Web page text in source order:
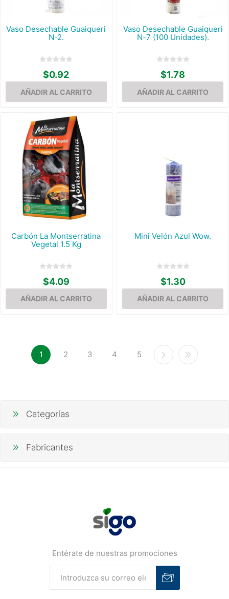
Vaso Desechable Guaiqueri
N-2.
$0.92
Vaso Desechable Guaiqueri
N-7 (100 Unidades).
$1.78
Carbón La Montserratina
Vegetal 1.5 Kg
$4.09
Mini Velón Azul Wow.
$1.30
1 2 3 4 5
Categorías
Fabricantes
Entérate de nuestras promociones